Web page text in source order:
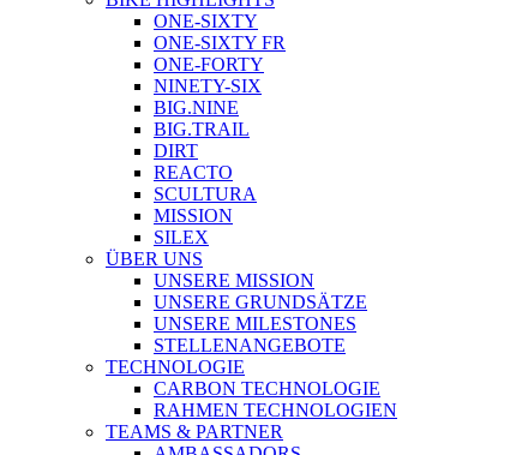
ONE-SIXTY
ONE-SIXTY FR
ONE-FORTY
NINETY-SIX
BIG.NINE
BIG.TRAIL
DIRT
REACTO
SCULTURA
MISSION
SILEX
ÜBER UNS
UNSERE MISSION
UNSERE GRUNDSÄTZE
UNSERE MILESTONES
STELLENANGEBOTE
TECHNOLOGIE
CARBON TECHNOLOGIE
RAHMEN TECHNOLOGIEN
TEAMS & PARTNER